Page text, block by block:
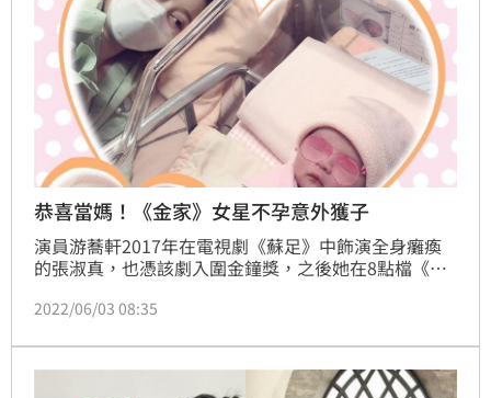
恭喜當媽！《金家》女星不孕意外獲子
演員游蕎軒2017年在電視劇《蘇足》中飾演全身癱瘓
的張淑真，也憑該劇入圍金鐘獎，之後她在8點檔《金
大愛戲劇，而在疫情嚴峻時節，游蕎軒傳來好消息，她
亢進的游蕎軒本不容易受孕，意外得子也讓她相當開
心。
2022/06/03 08:35